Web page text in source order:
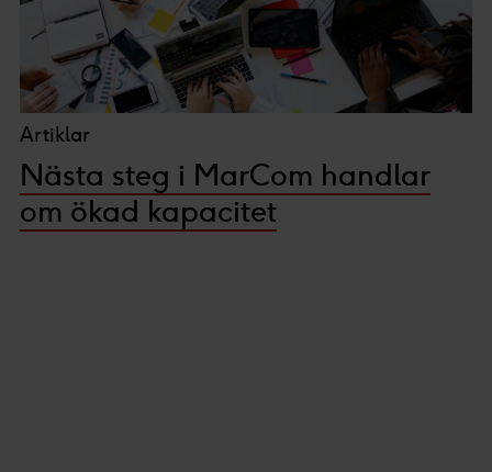
Artiklar
Nästa steg i MarCom handlar
om ökad kapacitet